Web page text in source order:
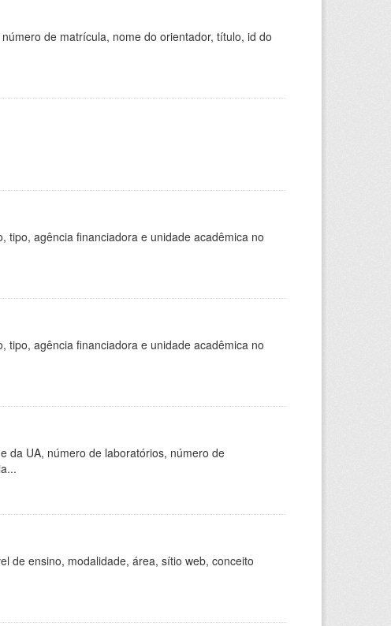
de matrícula, nome do orientador, título, id do
tipo, agência financiadora e unidade acadêmica no
tipo, agência financiadora e unidade acadêmica no
da UA, número de laboratórios, número de
de ensino, modalidade, área, sítio web, conceito